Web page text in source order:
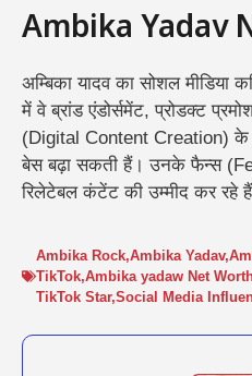
Ambika Yadav
अम्बिका यादव का सोशल मीडिया
में वे ब्रांड एंडोर्समेंट, प्रोडक्ट
(Digital Content Creation) के
बेस बढ़ा सकती हैं। उनके फैन्स
रिलेटेबल कंटेंट की उम्मीद कर रहे
Ambika Rock,Ambika Yadav,
TikTok,Ambika yadaw Net
TikTok Star,Social Media